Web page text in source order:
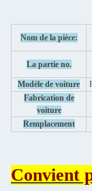
Nom de la pièce:
La partie no.
Modèle de voiture
Fabrication de
voiture
Remplacement
Convient